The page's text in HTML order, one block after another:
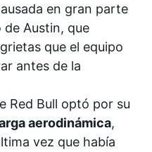
en gran parte
de Austin, que
que el equipo
antes de la
Red Bull optó por su
aerodinámica,
vez que había